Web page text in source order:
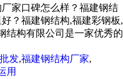
家口碑怎么样？福建钢结
？福建钢结构,福建彩钢板,
结构有限公司是一家优秀的
发,福建钢结构厂家,
用